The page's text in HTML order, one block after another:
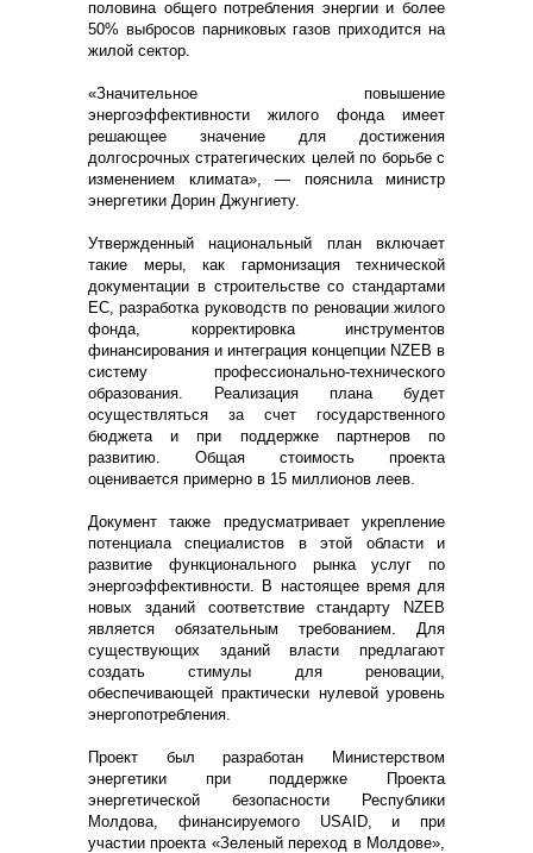
половина общего потребления энергии и более
50% выбросов парниковых газов приходится на
жилой сектор.
«Значительное повышение
энергоэффективности жилого фонда имеет
решающее значение для достижения
долгосрочных стратегических целей по борьбе с
изменением климата», — пояснила министр
энергетики Дорин Джунгиету.
Утвержденный национальный план включает
такие меры, как гармонизация технической
документации в строительстве со стандартами
ЕС, разработка руководств по реновации жилого
фонда, корректировка инструментов
финансирования и интеграция концепции NZEB в
систему профессионально-технического
образования. Реализация плана будет
осуществляться за счет государственного
бюджета и при поддержке партнеров по
развитию. Общая стоимость проекта
оценивается примерно в 15 миллионов леев.
Документ также предусматривает укрепление
потенциала специалистов в этой области и
развитие функционального рынка услуг по
энергоэффективности. В настоящее время для
новых зданий соответствие стандарту NZEB
является обязательным требованием. Для
существующих зданий власти предлагают
создать стимулы для реновации,
обеспечивающей практически нулевой уровень
энергопотребления.
Проект был разработан Министерством
энергетики при поддержке Проекта
энергетической безопасности Республики
Молдова, финансируемого USAID, и при
участии проекта «Зеленый переход в Молдове»,